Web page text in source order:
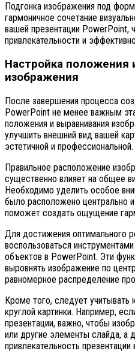
Подгонка изображения под
гармоничное сочетание
вашей презентации PowerPoint,
привлекательности и
Настройка положения
изображения
После завершения процесса
PowerPoint не менее важным
положения и выравнивания
улучшить внешний вид вашей
эстетичной и профессиональной.
Правильное расположение
существенно влияет на общее
Необходимо уделить особое
было расположено центрально
поможет создать ощущение
Для достижения оптимального
воспользоваться
объектов в PowerPoint. Эти
выровнять изображение по
равномерное распределение
Кроме того, следует учитывать
круглой картинки. Например,
презентации, важно, чтобы
или другие элементы слайда, а
привлекательность